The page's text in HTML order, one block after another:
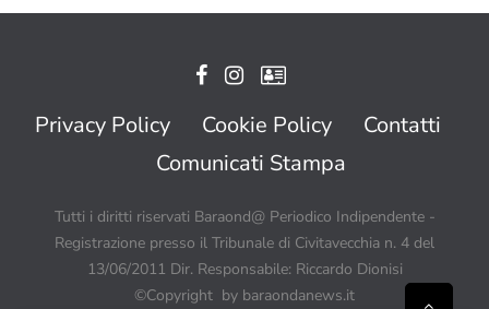
Privacy Policy Cookie Policy
Contatti
Comunicati Stampa
Tutti i diritti riservati Baraond@ Periodico Indipendente -
Registrazione presso il Tribunale di Civitavecchia n. 4 del
13/06/2011 Dir. Responsabile: Riccardo Dionisi
©Copyright by baraondanews.it